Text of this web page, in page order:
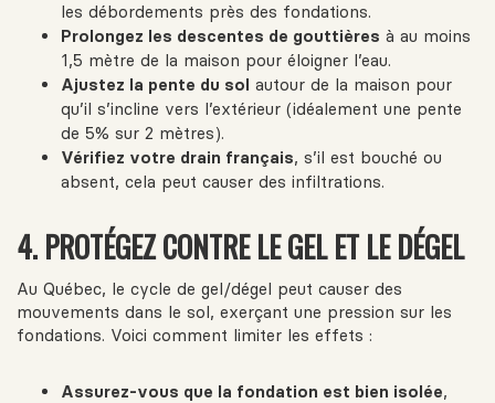
les débordements près des fondations.
Prolongez les descentes de gouttières à au moins
1,5 mètre de la maison pour éloigner l’eau.
Ajustez la pente du sol autour de la maison pour
qu’il s’incline vers l’extérieur (idéalement une pente
de 5% sur 2 mètres).
Vérifiez votre drain français, s’il est bouché ou
absent, cela peut causer des infiltrations.
4. PROTÉGEZ CONTRE LE GEL ET LE DÉGEL
Au Québec, le cycle de gel/dégel peut causer des
mouvements dans le sol, exerçant une pression sur les
fondations. Voici comment limiter les effets :
Assurez-vous que la fondation est bien isolée,